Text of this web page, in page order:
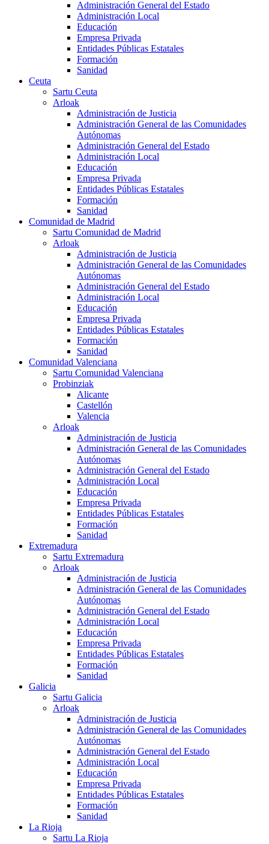
Administración General del Estado
Administración Local
Educación
Empresa Privada
Entidades Públicas Estatales
Formación
Sanidad
Ceuta
Sartu Ceuta
Arloak
Administración de Justicia
Administración General de las Comunidades
Autónomas
Administración General del Estado
Administración Local
Educación
Empresa Privada
Entidades Públicas Estatales
Formación
Sanidad
Comunidad de Madrid
Sartu Comunidad de Madrid
Arloak
Administración de Justicia
Administración General de las Comunidades
Autónomas
Administración General del Estado
Administración Local
Educación
Empresa Privada
Entidades Públicas Estatales
Formación
Sanidad
Comunidad Valenciana
Sartu Comunidad Valenciana
Probinziak
Alicante
Castellón
Valencia
Arloak
Administración de Justicia
Administración General de las Comunidades
Autónomas
Administración General del Estado
Administración Local
Educación
Empresa Privada
Entidades Públicas Estatales
Formación
Sanidad
Extremadura
Sartu Extremadura
Arloak
Administración de Justicia
Administración General de las Comunidades
Autónomas
Administración General del Estado
Administración Local
Educación
Empresa Privada
Entidades Públicas Estatales
Formación
Sanidad
Galicia
Sartu Galicia
Arloak
Administración de Justicia
Administración General de las Comunidades
Autónomas
Administración General del Estado
Administración Local
Educación
Empresa Privada
Entidades Públicas Estatales
Formación
Sanidad
La Rioja
Sartu La Rioja